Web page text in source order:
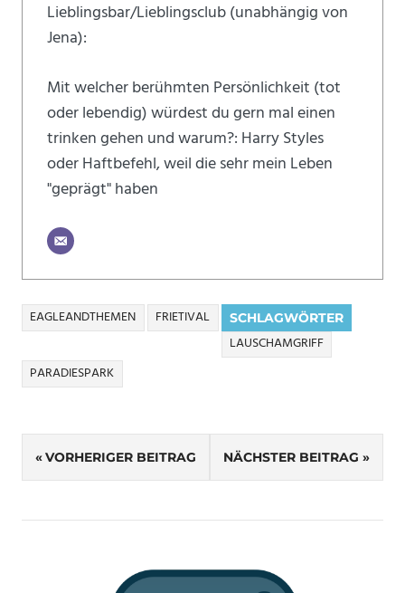
Lieblingsbar/Lieblingsclub (unabhängig von
Jena):
Mit welcher berühmten Persönlichkeit (tot
oder lebendig) würdest du gern mal einen
trinken gehen und warum?: Harry Styles
oder Haftbefehl, weil die sehr mein Leben
"geprägt" haben
SCHLAGWÖRTER
EAGLEANDTHEMEN
FRIETIVAL
LAUSCHAMGRIFF
PARADIESPARK
Beitragsnavigation
VORHERIGER BEITRAG NÄCHSTER BEITRAG